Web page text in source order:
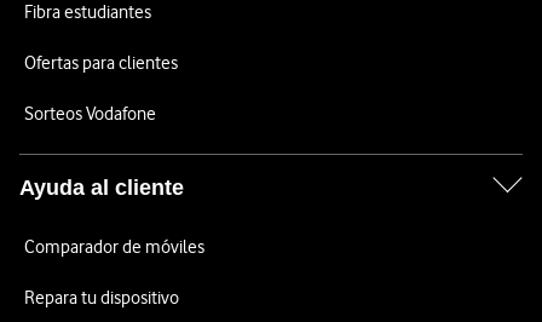
Fibra estudiantes
Ofertas para clientes
Sorteos Vodafone
Ayuda al cliente
Comparador de móviles
Repara tu dispositivo